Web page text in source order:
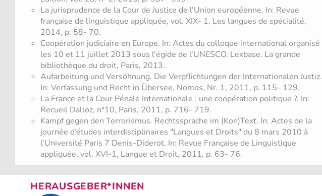
La jurisprudence de la Cour de Justice de l’Union européenne. In: Revue
française de linguistique appliquée, vol. XIX- 1, Les langues de spécialité,
2014, p. 58- 70.
Coopération judiciaire en Europe. In: Actes du colloque international organisé
les 10 et 11 juillet 2013 sous l'égide de l'UNESCO. Lexbase. La grande
bibliothèque du droit, Paris, 2013.
Aufarbeitung und Versöhnung. Die Verpflichtungen der Internationalen Justiz.
In: Verfassung und Recht in Übersee, Nomos, Nr. 1, 2011, p. 115- 129.
La France et la Cour Pénale Internationale : une coopération politique ?. In:
Recueil Dalloz, n°10, Paris, 2011, p. 716- 719.
Kampf gegen den Terrorismus. Rechtssprache im (Kon)Text. In: Actes de la
journée d’études interdisciplinaires "Langues et Droits" du 8 mars 2010 à
l’Université Paris 7 Denis-Diderot. In: Revue Française de Linguistique
appliquée, vol. XVI-1, Langue et Droit, 2011, p. 63- 76.
HERAUSGEBER*INNEN